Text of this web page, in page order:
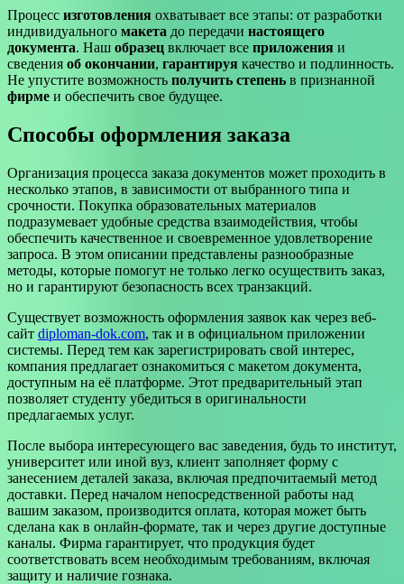
Процесс изготовления охватывает все этапы: от разработки
индивидуального макета до передачи настоящего
документа. Наш образец включает все приложения и
сведения об окончании, гарантируя качество и подлинность.
Не упустите возможность получить степень в признанной
фирме и обеспечить свое будущее.
Способы оформления заказа
Организация процесса заказа документов может проходить в
несколько этапов, в зависимости от выбранного типа и
срочности. Покупка образовательных материалов
подразумевает удобные средства взаимодействия, чтобы
обеспечить качественное и своевременное удовлетворение
запроса. В этом описании представлены разнообразные
методы, которые помогут не только легко осуществить заказ,
но и гарантируют безопасность всех транзакций.
Существует возможность оформления заявок как через веб-
сайт diploman-dok.com, так и в официальном приложении
системы. Перед тем как зарегистрировать свой интерес,
компания предлагает ознакомиться с макетом документа,
доступным на её платформе. Этот предварительный этап
позволяет студенту убедиться в оригинальности
предлагаемых услуг.
После выбора интересующего вас заведения, будь то институт,
университет или иной вуз, клиент заполняет форму с
занесением деталей заказа, включая предпочитаемый метод
доставки. Перед началом непосредственной работы над
вашим заказом, производится оплата, которая может быть
сделана как в онлайн-формате, так и через другие доступные
каналы. Фирма гарантирует, что продукция будет
соответствовать всем необходимым требованиям, включая
защиту и наличие гознака.